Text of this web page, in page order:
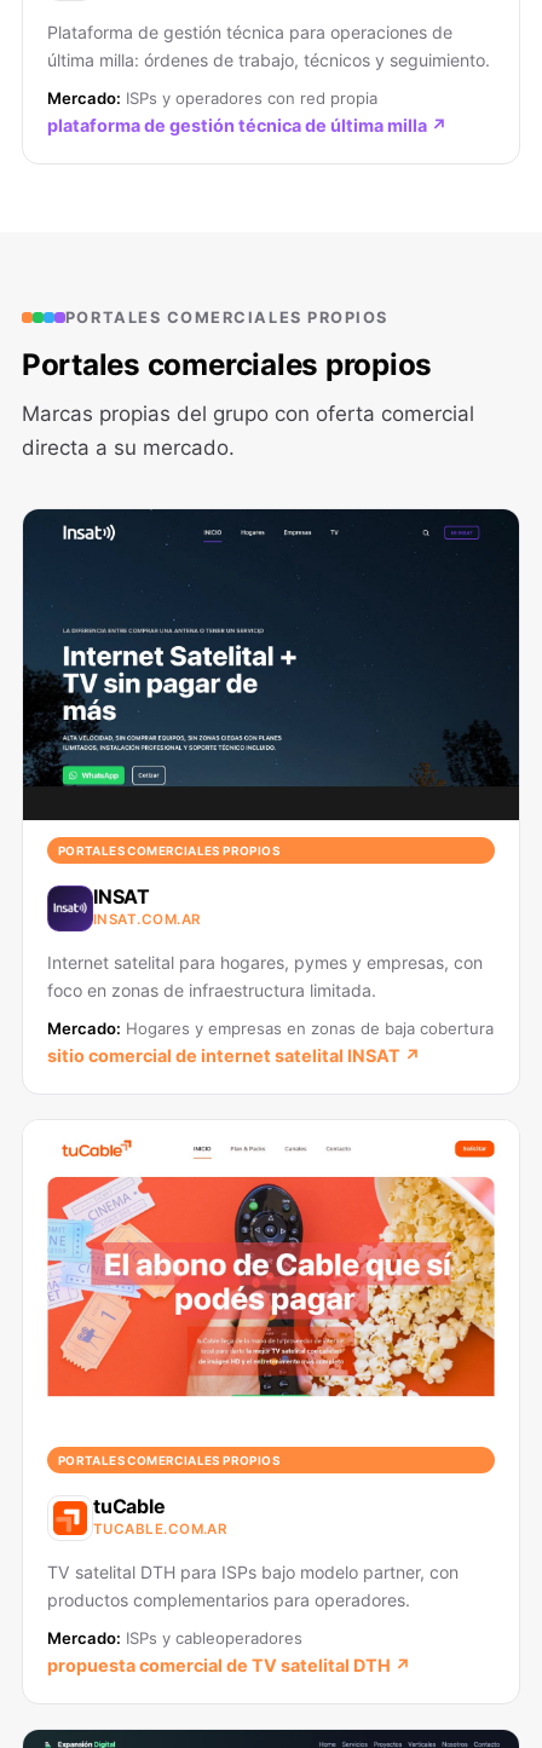
Plataforma de gestión técnica para operaciones de
última milla: órdenes de trabajo, técnicos y seguimiento.
Mercado: ISPs y operadores con red propia
plataforma de gestión técnica de última milla ↗
PORTALES COMERCIALES PROPIOS
Portales comerciales propios
Marcas propias del grupo con oferta comercial
directa a su mercado.
PORTALES COMERCIALES PROPIOS
INSAT
INSAT.COM.AR
Internet satelital para hogares, pymes y empresas, con
foco en zonas de infraestructura limitada.
Mercado: Hogares y empresas en zonas de baja cobertura
sitio comercial de internet satelital INSAT ↗
PORTALES COMERCIALES PROPIOS
tuCable
TUCABLE.COM.AR
TV satelital DTH para ISPs bajo modelo partner, con
productos complementarios para operadores.
Mercado: ISPs y cableoperadores
propuesta comercial de TV satelital DTH ↗